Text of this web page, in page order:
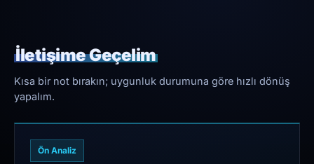
İletişime Geçelim
Kısa bir not bırakın; uygunluk durumuna göre hızlı dönüş
yapalım.
Ön Analiz